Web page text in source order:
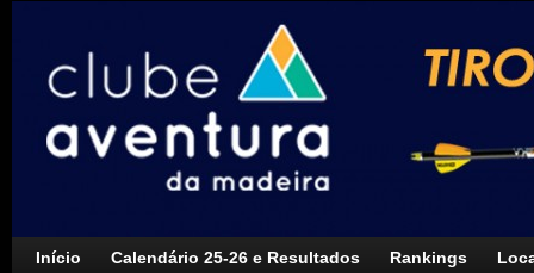
Início Calendário 25-26 e Resultados Rankings